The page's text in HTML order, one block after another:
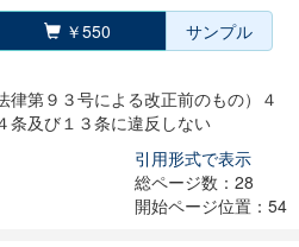
￥550 サンプル
律第９３号による改正前のもの）４
条及び１３条に違反しない
引用形式で表示
総ページ数：28
開始ページ位置：54